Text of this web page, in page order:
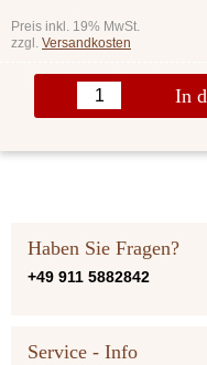
Preis inkl. 19% MwSt.
zzgl. Versandkosten
In
Haben Sie Fragen?
+49 911 5882842
Service - Info